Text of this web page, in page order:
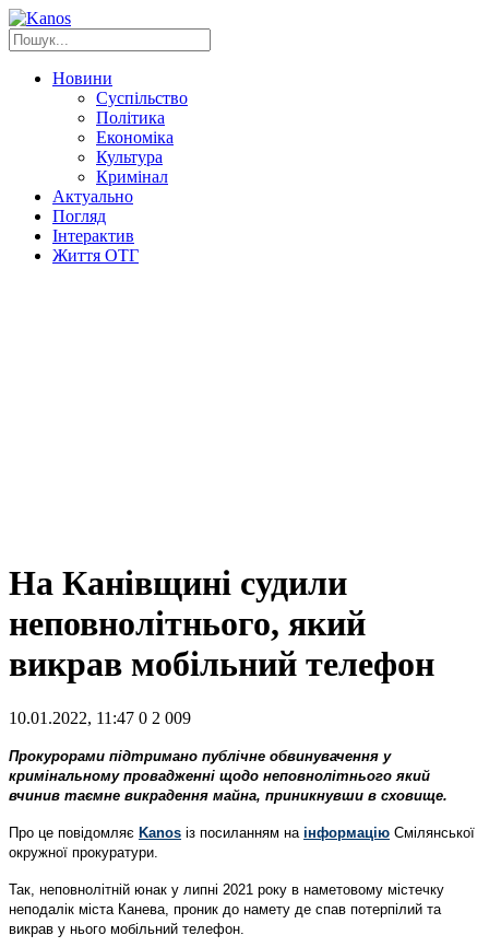
Новини
Суспільство
Політика
Економіка
Культура
Кримінал
Актуально
Погляд
Інтерактив
Життя ОТГ
На Канівщині судили
неповнолітнього, який
викрав мобільний телефон
10.01.2022, 11:47 0 2 009
Прокурорами підтримано публічне обвинувачення у
кримінальному провадженні щодо неповнолітнього який
вчинив таємне викрадення майна, приникнувши в сховище.
Про це повідомляє Kanos із посиланням на інформацію Смілянської
окружної прокуратури.
Так, неповнолітній юнак у липні 2021 року в наметовому містечку
неподалік міста Канева, проник до намету де спав потерпілий та
викрав у нього мобільний телефон.